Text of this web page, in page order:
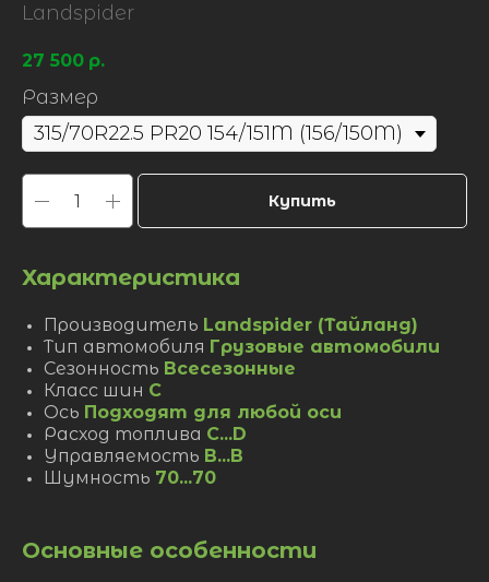
Landspider
27 500 р.
Размер
Купить
Характеристика
Производитель Landspider (Тайланд)
Тип автомобиля Грузовые автомобили
Сезонность Всесезонные
Класс шин C
Ось Подходят для любой оси
Расход топлива C...D
Управляемость B...B
Шумность 70...70
Основные особенности